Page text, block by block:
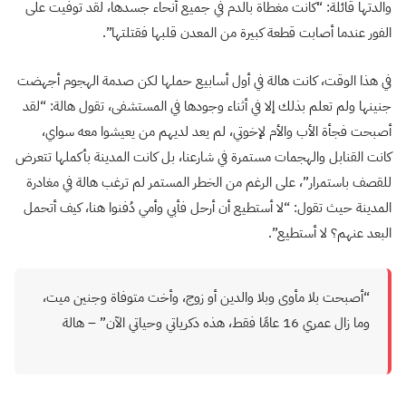
والدتها قائلة: “كانت مغطاة بالدم في جميع أنحاء جسدها، لقد توفيت على
الفور عندما أصابت قطعة كبيرة من المعدن قلبها فقتلتها”.
في هذا الوقت، كانت هالة في أول أسابيع حملها لكن صدمة الهجوم أجهضت
جنينها ولم تعلم بذلك إلا في أثناء وجودها في المستشفى، تقول هالة: “لقد
أصبحت فجأة الأب والأم لإخوتي، لم يعد لديهم من يعيشوا معه سواي،
كانت القنابل والهجمات مستمرة في شارعنا، بل كانت المدينة بأكملها تتعرض
للقصف باستمرار”، على الرغم من الخطر المستمر لم ترغب هالة في مغادرة
المدينة حيث تقول: “لا أستطيع أن أرحل فأبي وأمي دُفنوا هنا، كيف أتحمل
البعد عنهم؟ لا أستطيع”.
“أصبحت بلا مأوى وبلا والدين أو زوج، وأخت متوفاة وجنين ميت،
وما زال عمري 16 عامًا فقط، هذه ذكرياتي وحياتي الآن” – هالة